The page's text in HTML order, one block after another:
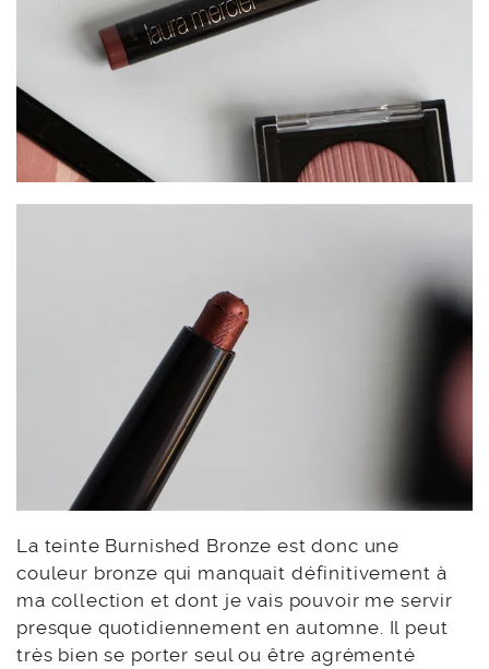
La teinte Burnished Bronze est donc une
couleur bronze qui manquait définitivement à
ma collection et dont je vais pouvoir me servir
presque quotidiennement en automne. Il peut
très bien se porter seul ou être agrémenté